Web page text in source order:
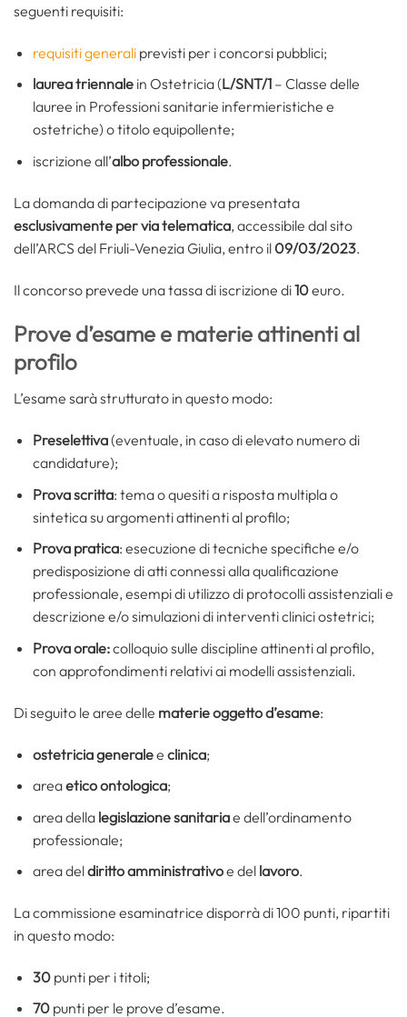
seguenti requisiti:
requisiti generaliprevisti per i concorsi pubblici;
laurea triennale in Ostetricia (L/SNT/1– Classe delle
lauree in Professioni sanitarie infermieristiche e
ostetriche) o titolo equipollente;
iscrizione all’albo professionale.
La domanda di partecipazione va presentata
esclusivamente per via telematica, accessibile dal sito
dell’ARCS del Friuli-Venezia Giulia, entro il09/03/2023.
Il concorso prevede una tassa di iscrizione di10euro.
Prove d’esame e materie attinenti al
profilo
L’esame sarà strutturato in questo modo:
Preselettiva(eventuale, in caso di elevato numero di
candidature);
Prova scritta: tema o quesiti a risposta multipla o
sintetica su argomenti attinenti al profilo;
Prova pratica: esecuzione di tecniche specifiche e/o
predisposizione di atti connessi alla qualificazione
professionale, esempi di utilizzo di protocolli assistenziali e
descrizione e/o simulazioni di interventi clinici ostetrici;
Prova orale:colloquio sulle discipline attinenti al profilo,
con approfondimenti relativi ai modelli assistenziali.
Di seguito le aree delle materie oggetto d’esame:
ostetricia generalee clinica;
areaeticoontologica;
area della legislazione sanitariae dell’ordinamento
professionale;
area deldiritto amministrativoe del lavoro.
La commissione esaminatrice disporrà di 100 punti, ripartiti
in questo modo:
30 punti per i titoli;
70 punti per le prove d’esame.